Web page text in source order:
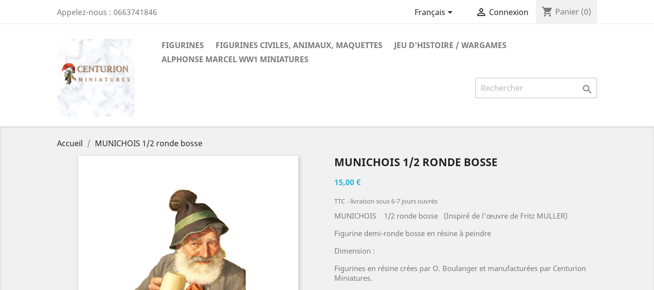
Appelez-nous : 0663741846 Français  Connexion shopping_cart Panier (0)
FIGURINES FIGURINES CIVILES, ANIMAUX, MAQUETTES
JEU D'HISTOIRE / WARGAMES
ALPHONSE MARCEL WW1 MINIATURES

Accueil MUNICHOIS 1/2 ronde bosse
MUNICHOIS 1/2 RONDE BOSSE
15,00 €
TTC livraison sous 6-7 jours ouvrés
MUNICHOIS 1/2 ronde bosse (Inspiré de l'œuvre de Fritz MULLER)
Figurine demi-ronde bosse en résine à peindre
Dimension :
Figurines en résine crées par O. Boulanger et manufacturées par Centurion
Miniatures.